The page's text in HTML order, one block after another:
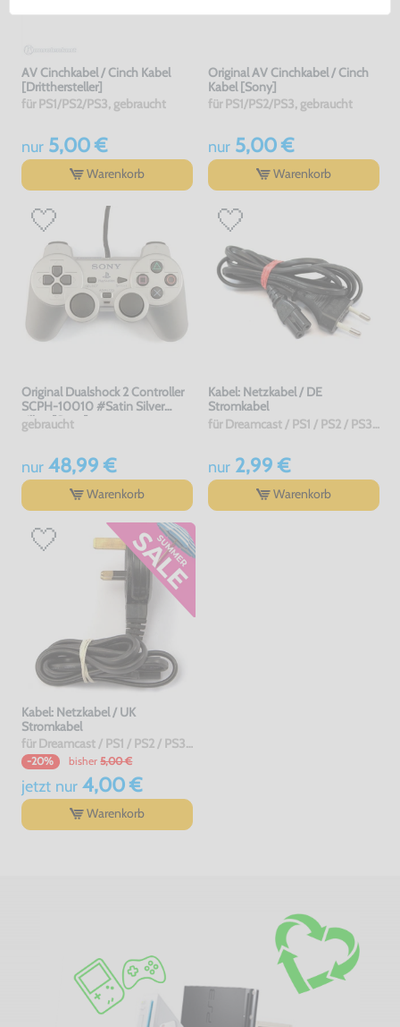
AV Cinchkabel / Cinch Kabel
[Dritthersteller]
für PS1/PS2/PS3, gebraucht
nur5,00 €
Warenkorb
Original AV Cinchkabel / Cinch
Kabel [Sony]
für PS1/PS2/PS3, gebraucht
nur5,00 €
Warenkorb
Original Dualshock 2 Controller
SCPH-10010 #Satin Silver
silber [Sony]
gebraucht
nur48,99 €
Warenkorb
Kabel: Netzkabel / DE
Stromkabel
für Dreamcast / PS1 / PS2 / PS3 / PS4 / Saturn / Xbox / 3DO, gebraucht
nur2,99 €
Warenkorb
Kabel: Netzkabel / UK
Stromkabel
für Dreamcast / PS1 / PS2 / PS3 / PS4 / Saturn / Xbox / 3DO, gebraucht
-20% bisher 5,00 €
jetzt nur4,00 €
Warenkorb